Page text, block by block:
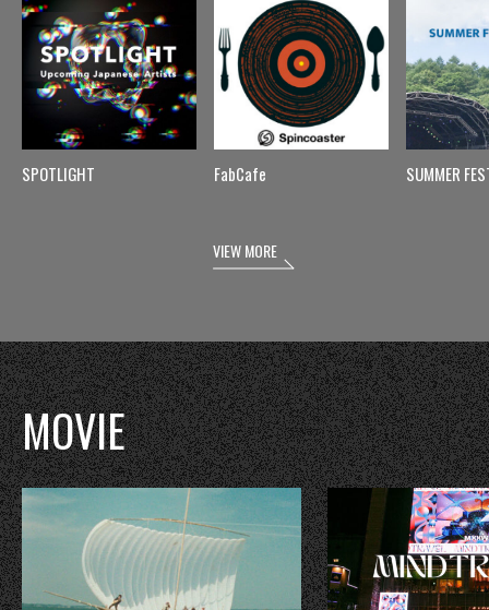
SPOTLIGHT FabCafe SUMMER
VIEW MORE
MOVIE